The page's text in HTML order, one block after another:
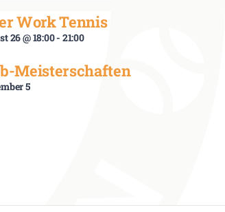
Work Tennis
26 @ 18:00- 21:00
Meisterschaften
5